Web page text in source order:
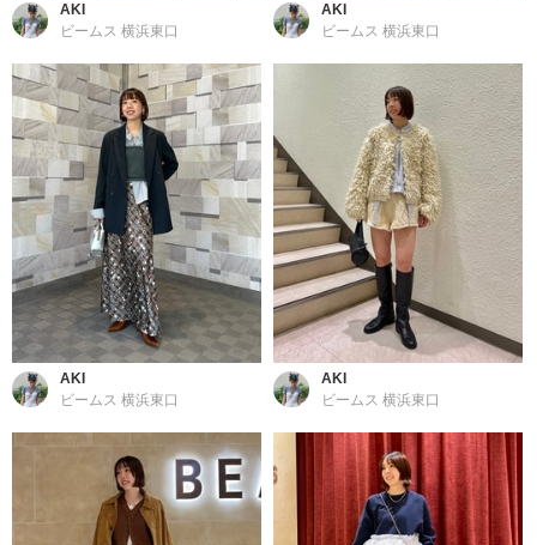
AKI
ビームス 横浜東口
AKI
ビームス 横浜東口
AKI
ビームス 横浜東口
AKI
ビームス 横浜東口